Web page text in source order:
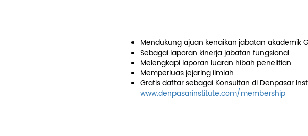
Mendukung ajuan kenaikan jabatan akademik
Sebagai laporan kinerja jabatan fungsional.
Melengkapi laporan luaran hibah penelitian.
Memperluas jejaring ilmiah.
Gratis daftar sebagai Konsultan di Denpasar
www.denpasarinstitute.com/membership